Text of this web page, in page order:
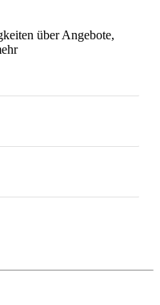
über Angebote,